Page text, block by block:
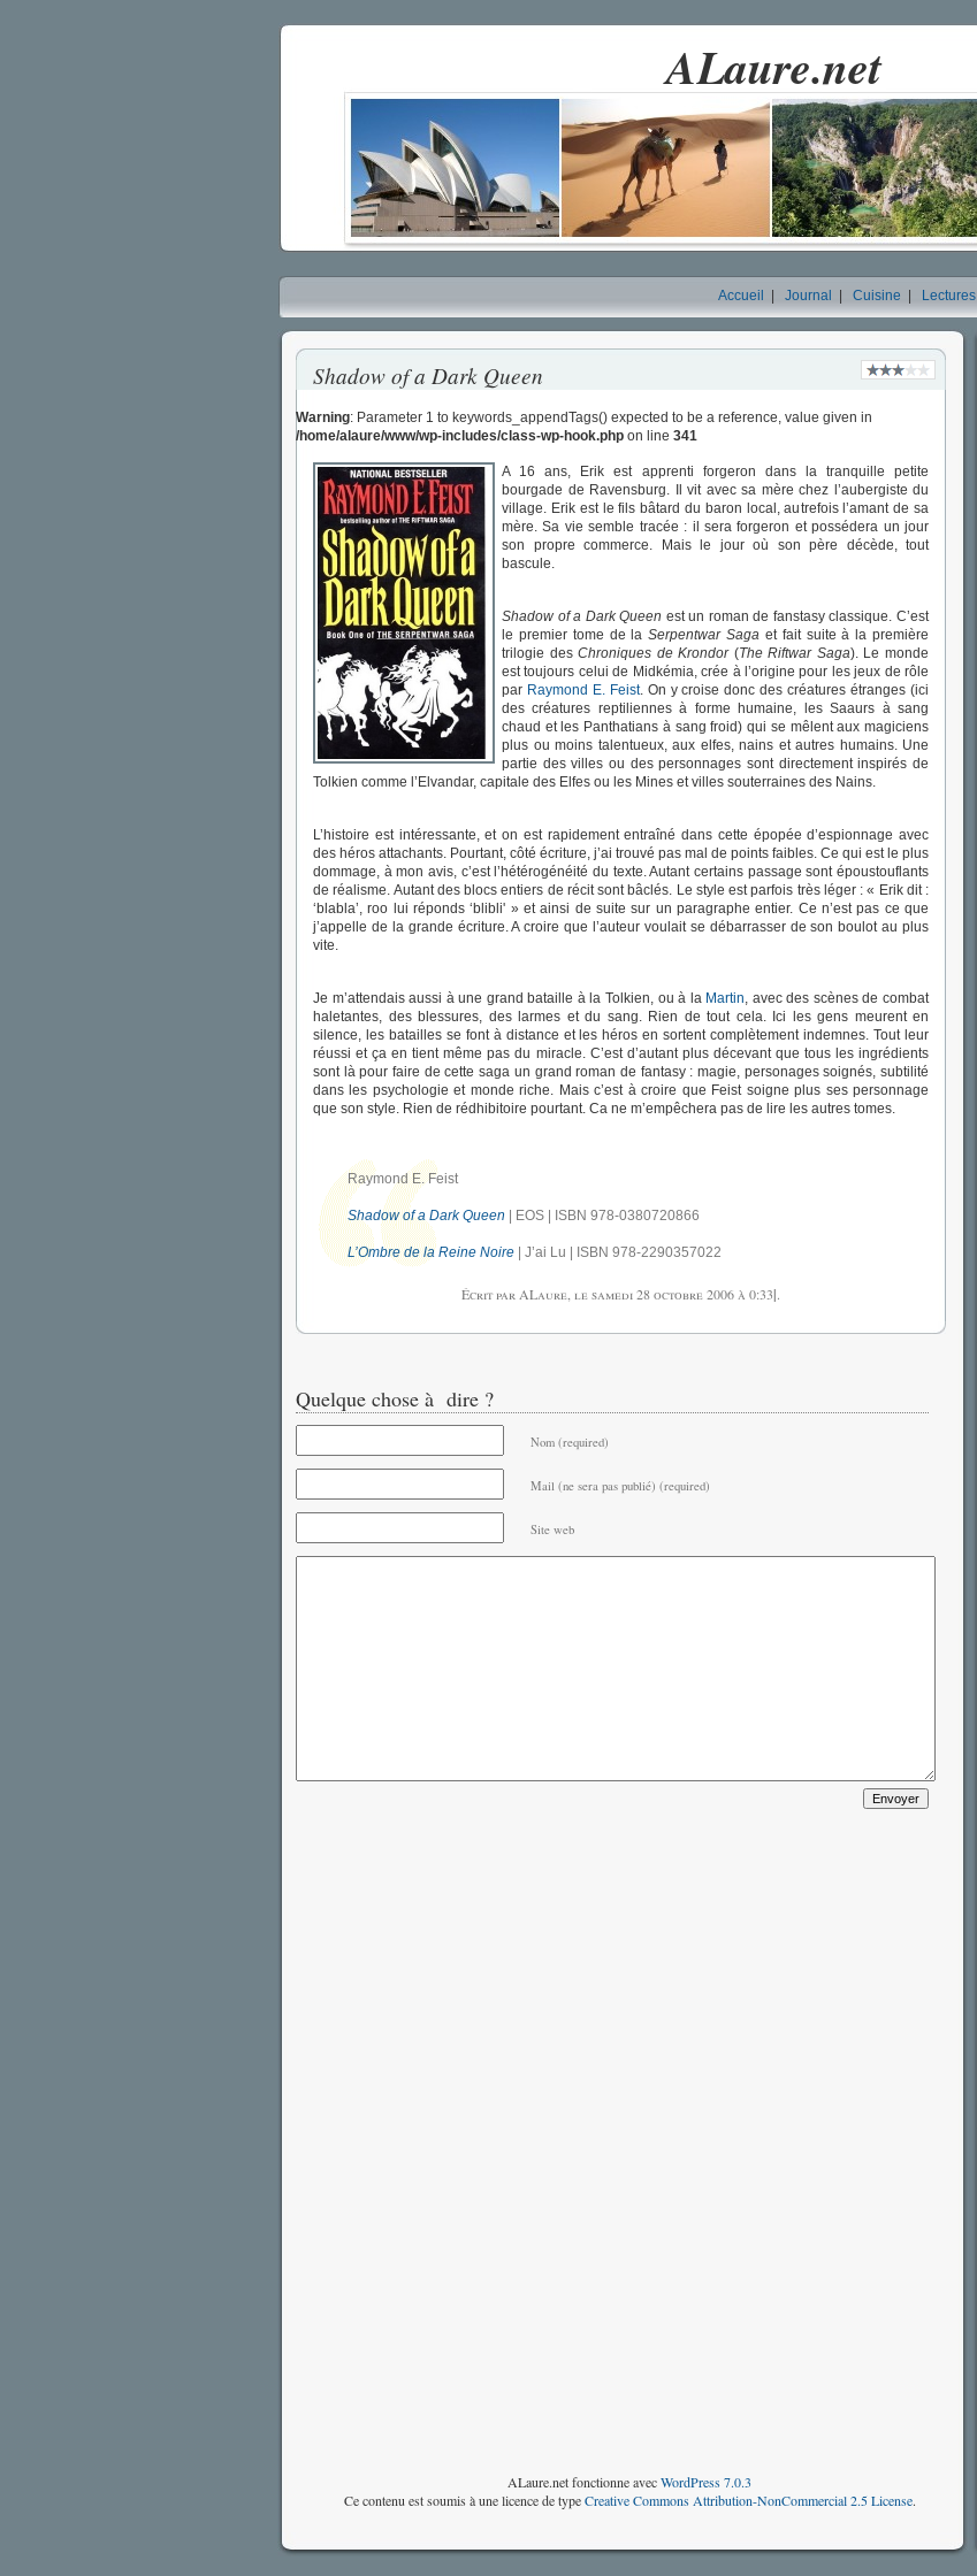
ALaure.net
Accueil Journal Cuisine Lectures
Shadow of a Dark Queen
Warning: Parameter 1 to keywords_appendTags() expected to be a reference, value given in
/home/alaure/www/wp-includes/class-wp-hook.php on line 341
A 16 ans, Erik est apprenti forgeron dans la tranquille petite
bourgade de Ravensburg. Il vit avec sa mère chez l’aubergiste du
village. Erik est le fils bâtard du baron local, autrefois l’amant de sa
mère. Sa vie semble tracée : il sera forgeron et possédera un jour
son propre commerce. Mais le jour où son père décède, tout
bascule.
Shadow of a Dark Queen est un roman de fanstasy classique. C’est
le premier tome de laSerpentwar Saga et fait suite à la première
trilogie desChroniques de Krondor(The Riftwar Saga). Le monde
est toujours celui de Midkémia, crée à l’origine pour les jeux de rôle
par Raymond E. Feist. On y croise donc des créatures étranges (ici
des créatures reptiliennes à forme humaine, les Saaurs à sang
chaud et les Panthatians à sang froid) qui se mêlent aux magiciens
plus ou moins talentueux, aux elfes, nains et autres humains. Une
partie des villes ou des personnages sont directement inspirés de
Tolkien comme l’Elvandar, capitale des Elfes ou les Mines et villes souterraines des Nains.
L’histoire est intéressante, et on est rapidement entraîné dans cette épopée d’espionnage avec
des héros attachants. Pourtant, côté écriture, j’ai trouvé pas mal de points faibles. Ce qui est le plus
dommage, à mon avis, c’est l’hétérogénéité du texte. Autant certains passage sont époustouflants
de réalisme. Autant des blocs entiers de récit sont bâclés. Le style est parfois très léger : « Erik dit :
‘blabla’, roo lui réponds ‘blibli' » et ainsi de suite sur un paragraphe entier. Ce n’est pas ce que
j’appelle de la grande écriture. A croire que l’auteur voulait se débarrasser de son boulot au plus
vite.
Je m’attendais aussi à une grand bataille à la Tolkien, ou à la Martin, avec des scènes de combat
haletantes, des blessures, des larmes et du sang. Rien de tout cela. Ici les gens meurent en
silence, les batailles se font à distance et les héros en sortent complètement indemnes. Tout leur
réussi et ça en tient même pas du miracle. C’est d’autant plus décevant que tous les ingrédients
sont là pour faire de cette saga un grand roman de fantasy : magie, personages soignés, subtilité
dans les psychologie et monde riche. Mais c’est à croire que Feist soigne plus ses personnage
que son style. Rien de rédhibitoire pourtant. Ca ne m’empêchera pas de lire les autres tomes.
Raymond E. Feist
Shadow of a Dark Queen | EOS | ISBN 978-0380720866
L’Ombre de la Reine Noire | J’ai Lu | ISBN 978-2290357022
Écrit par ALaure, le samedi 28 octobre 2006 à 0:33|.
Quelque chose à dire ?
Nom (required)
Mail (ne sera pas publié) (required)
Site web
ALaure.net fonctionne avecWordPress 7.0.3
Ce contenu est soumis à une licence de typeCreative Commons Attribution-NonCommercial 2.5 License.